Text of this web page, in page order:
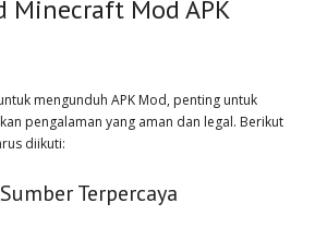
Minecraft Mod APK
mengunduh APK Mod, penting untuk
pengalaman yang aman dan legal. Berikut
diikuti:
Terpercaya